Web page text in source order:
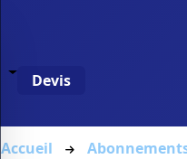
Devis
Accueil